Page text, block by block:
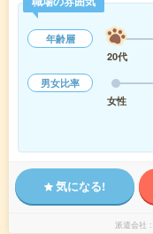
年齢層
20代
男女比率
女性
気になる!
派遣会社